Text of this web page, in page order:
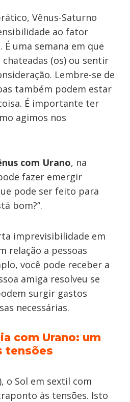
Vênus-Saturno
ao fator
É uma semana em que
(os) ou sentir
Lembre-se de
também podem estar
É importante ter
agimos nos
com Urano, na
fazer emergir
pode ser feito para
bom?”.
imprevisibilidade em
relação a pessoas
você pode receber a
amiga resolveu se
surgir gastos
necessárias.
com Urano: um
tensões
o Sol em sextil com
às tensões. Isto